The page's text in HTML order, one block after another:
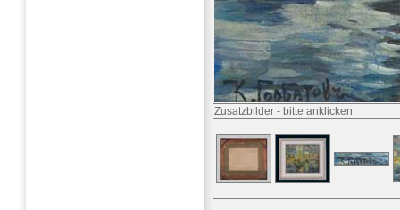
Zusatzbilder - bitte anklicken